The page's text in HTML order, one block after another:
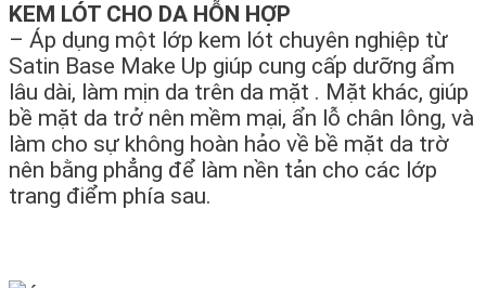
KEM LÓT CHO DA HỖN HỢP
– Áp dụng một lớp kem lót chuyên nghiệp từ
Satin Base Make Up giúp cung cấp dưỡng ẩm
lâu dài, làm mịn da trên da mặt . Mặt khác, giúp
bề mặt da trở nên mềm mại, ẩn lỗ chân lông, và
làm cho sự không hoàn hảo về bề mặt da trờ
nên bằng phẳng để làm nền tản cho các lớp
trang điểm phía sau.